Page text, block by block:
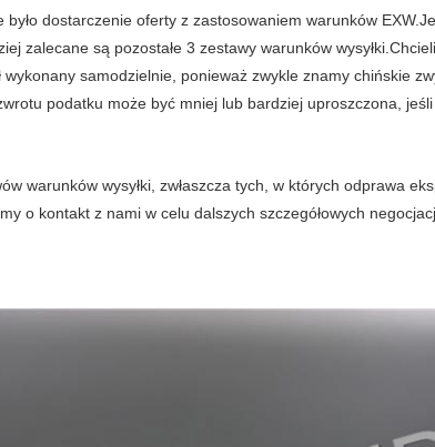
było dostarczenie oferty z zastosowaniem warunków
zalecane są pozostałe 3 zestawy warunków
wykonany samodzielnie, ponieważ zwykle znamy chińskie
podatku może być mniej lub bardziej uproszczona,
warunków wysyłki, zwłaszcza tych, w których odprawa
o kontakt z nami w celu dalszych szczegółowych